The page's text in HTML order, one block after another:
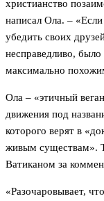
христианство
написал Ола. –
убедить своих
несправедливо,
максимально
Ола – «этичный
движения под
которого верят в
живым существам».
Ватиканом за
«Разочаровывает,